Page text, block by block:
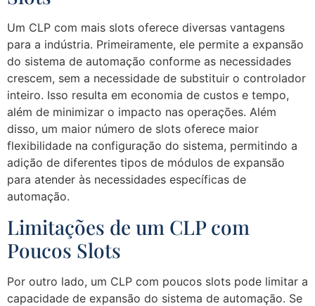
Um CLP com mais slots oferece diversas vantagens
para a indústria. Primeiramente, ele permite a expansão
do sistema de automação conforme as necessidades
crescem, sem a necessidade de substituir o controlador
inteiro. Isso resulta em economia de custos e tempo,
além de minimizar o impacto nas operações. Além
disso, um maior número de slots oferece maior
flexibilidade na configuração do sistema, permitindo a
adição de diferentes tipos de módulos de expansão
para atender às necessidades específicas de
automação.
Limitações de um CLP com
Poucos Slots
Por outro lado, um CLP com poucos slots pode limitar a
capacidade de expansão do sistema de automação. Se